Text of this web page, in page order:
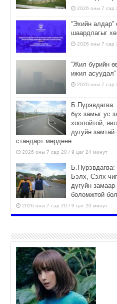
2026 оны 7 сар
“Эхийн алдар”
шаардлагыг
2026 оны 7 сар
“Жил бүрийн
ижил асуудал”
2026 оны 7 сар
бүх замыг ус
хоолойтой,
дугуйн замтай
стандарт мөрдөнө
2026 оны 7 сар 20 / 9 цаг 24 минут
Бэлх, Сэлх
дугуйн замаар
боломжтой
2026 оны 7 сар 20 / 9 цаг 20 минут
шугам
хувьтай
2026 оны 7 сар 20 / 9 цаг 14 минут
Усархаг аадар
байгаа тул
хангаж, үер
сэрэмжлэхийг